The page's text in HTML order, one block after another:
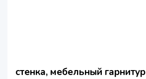
стенка, мебельный гарнитур